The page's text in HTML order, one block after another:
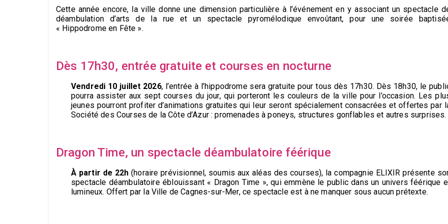
Cette année encore, la ville donne une dimension particulière à l’événement en y associant un spectacle
déambulation d’arts de la rue et un spectacle pyromélodique envoûtant, pour une soirée
« Hippodrome en Fête ».
Dès 17h30, entrée gratuite et courses en nocturne
Vendredi 10 juillet 2026, l’entrée à l’hippodrome sera gratuite pour tous dès 17h30. Dès 18h30, le
pourra assister aux sept courses du jour, qui porteront les couleurs de la ville pour l’occasion. Les
jeunes pourront profiter d’animations gratuites qui leur seront spécialement consacrées et offertes par
Société des Courses de la Côte d’Azur : promenades à poneys, structures gonflables et autres surprises.
Dragon Time, un spectacle déambulatoire féérique
À partir de 22h (horaire prévisionnel, soumis aux aléas des courses), la compagnie ELIXIR présente
spectacle déambulatoire éblouissant « Dragon Time », qui emmène le public dans un univers féérique
lumineux. Offert par la Ville de Cagnes-sur-Mer, ce spectacle est à ne manquer sous aucun prétexte.